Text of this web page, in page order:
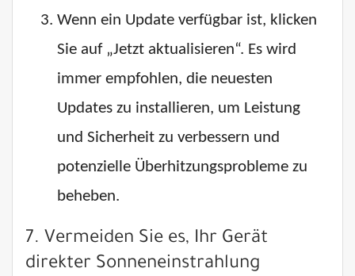
Wenn ein Update verfügbar ist, klicken
Sie auf „Jetzt aktualisieren“. Es wird
immer empfohlen, die neuesten
Updates zu installieren, um Leistung
und Sicherheit zu verbessern und
potenzielle Überhitzungsprobleme zu
beheben.
7. Vermeiden Sie es, Ihr Gerät
direkter Sonneneinstrahlung